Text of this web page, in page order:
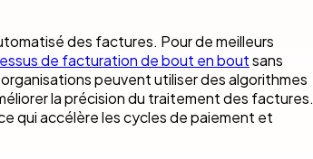
des factures. Pour de meilleurs
de facturation de bout en boutsans
peuvent utiliser des algorithmes
la précision du traitement des factures.
qui accélère les cycles de paiement et